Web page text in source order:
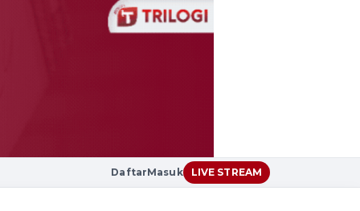
DaftarMasuk LIVE STREAM